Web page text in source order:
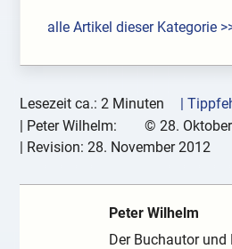
alle Artikel dieser Kategorie
Lesezeit ca.: 2 Minuten
|
| Peter Wilhelm: © 28.
| Revision:28. November 2012
Peter Wilhelm
Der Buchautor